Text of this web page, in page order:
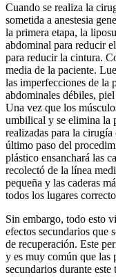
Cuando se realiza la
sometida a anestesia
la primera etapa, la
abdominal para reducir
para reducir la cintura.
media de la paciente.
las imperfecciones de la
abdominales débiles,
Una vez que los
umbilical y se elimina la
realizadas para la
último paso del
plástico ensanchará las
recolectó de la línea
pequeña y las caderas
todos los lugares
Sin embargo, todo esto
efectos secundarios que
de recuperación. Este
y es muy común que las
secundarios durante